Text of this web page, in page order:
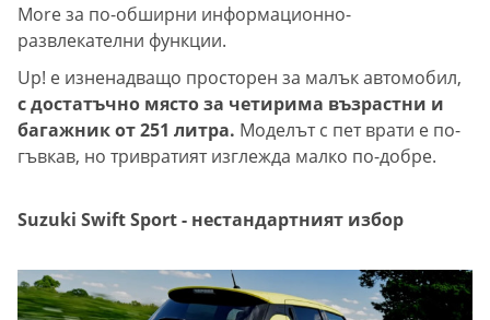
More за по-обширни информационно-
развлекателни функции.
Up! е изненадващо просторен за малък автомобил,
с достатъчно място за четирима възрастни и
багажник от 251 литра. Моделът с пет врати е по-
гъвкав, но тривратият изглежда малко по-добре.
Suzuki Swift Sport - нестандартният избор